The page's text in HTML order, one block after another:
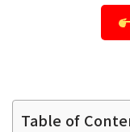
Table of